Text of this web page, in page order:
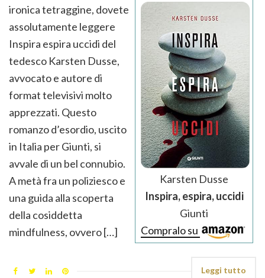
Karsten Dusse
Inspira, espira, uccidi
Giunti
Compralo su
ironica tetraggine, dovete
assolutamente leggere
Inspira espira uccidi del
tedesco Karsten Dusse,
avvocato e autore di
format televisivi molto
apprezzati. Questo
romanzo d’esordio, uscito
in Italia per Giunti, si
avvale di un bel connubio.
A metà fra un poliziesco e
una guida alla scoperta
della cosiddetta
mindfulness, ovvero […]
Leggi tutto